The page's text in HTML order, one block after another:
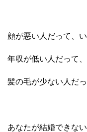
顔が悪い人だって、
年収が低い人だって
髪の毛が少ない人だ
あなたが結婚できな